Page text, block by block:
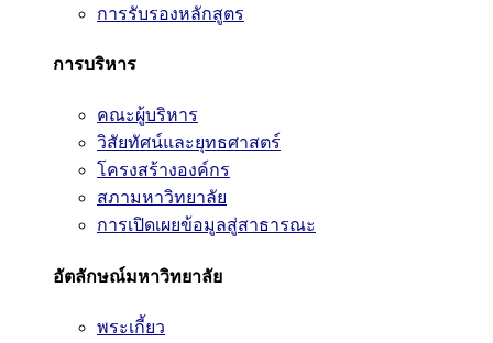
การรับรองหลักสูตร
การบริหาร
คณะผู้บริหาร
วิสัยทัศน์และยุทธศาสตร์
โครงสร้างองค์กร
สภามหาวิทยาลัย
การเปิดเผยข้อมูลสู่สาธารณะ
อัตลักษณ์มหาวิทยาลัย
พระเกี้ยว